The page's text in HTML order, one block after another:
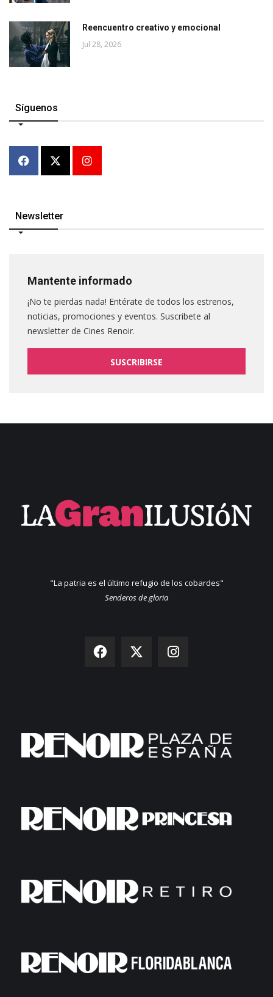
Reencuentro creativo y emocional
Jul 28, 2026
Síguenos
Newsletter
Mantente informado
¡No te pierdas nada! Entérate de todos los estrenos,
noticias, promociones y eventos. Suscribete al
newsletter de Cines Renoir.
SUSCRIBIRSE
"La patria es el último refugio de los cobardes"
Senderos de gloria